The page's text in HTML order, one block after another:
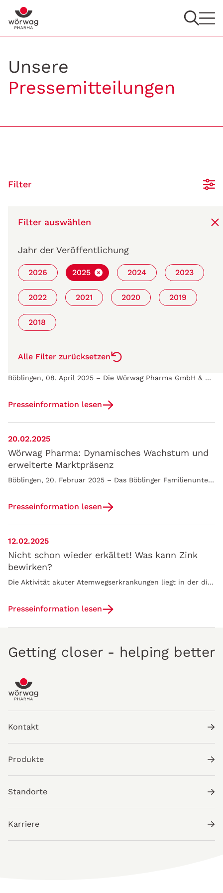
Unsere
Pressemitteilungen
Filter
Filter auswählen
Jahr der Veröffentlichung
2026 2025 2024 2023
2022 2021 2020 2019
2018
Alle Filter zurücksetzen
28.05.2025
Artikel lesen
08.04.2025
Insight Day bei Wörwag Pharma - Digitale
S/4HANA, Softwarevalidierung, Cloud-
Transformation und IT-Sicherheit)
Böblingen, 08. April 2025 – Die Wörwag Pharma GmbH & Co. KG und die Life Sciences Alliance laden am 22. Mai zum Insight Day in Filderstadt ein. An…
Presseinformation lesen
20.02.2025
Wörwag Pharma: Dynamisches Wachstum und
erweiterte Marktpräsenz
Böblingen, 20. Februar 2025 – Das Böblinger Familienunternehmen Wörwag Pharma konnte im Geschäftsjahr 2024 ein organisches Umsatzwachstum von 10,5…
Presseinformation lesen
12.02.2025
Nicht schon wieder erkältet! Was kann Zink
bewirken?
Die Aktivität akuter Atemwegserkrankungen liegt in der diesjährigen Erkältungssaison auf einem hohen Niveau. Oft unterschätzt: Ein Mangel an dem…
Presseinformation lesen
Getting closer - helping better
Kontakt
Produkte
Standorte
Karriere